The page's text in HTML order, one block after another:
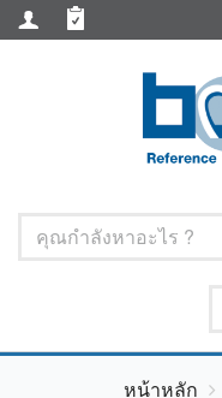
หน้าหลัก